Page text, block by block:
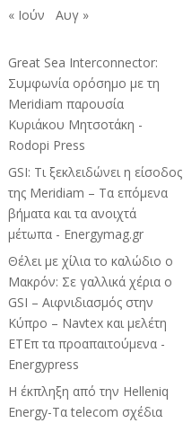
« Ιούν
Αυγ »
Great Sea Interconnector:
Συμφωνία ορόσημο με τη
Meridiam παρουσία
Κυριάκου Μητσοτάκη -
Rodopi Press
GSI: Τι ξεκλειδώνει η είσοδος
της Meridiam – Τα επόμενα
βήματα και τα ανοιχτά
μέτωπα - Energymag.gr
Θέλει με χίλια το καλώδιο ο
Μακρόν: Σε γαλλικά χέρια ο
GSI – Αιφνιδιασμός στην
Κύπρο – Navtex και μελέτη
ΕΤΕπ τα προαπαιτούμενα -
Energypress
H έκπληξη από την Helleniq
Energy-Τα telecom σχέδια